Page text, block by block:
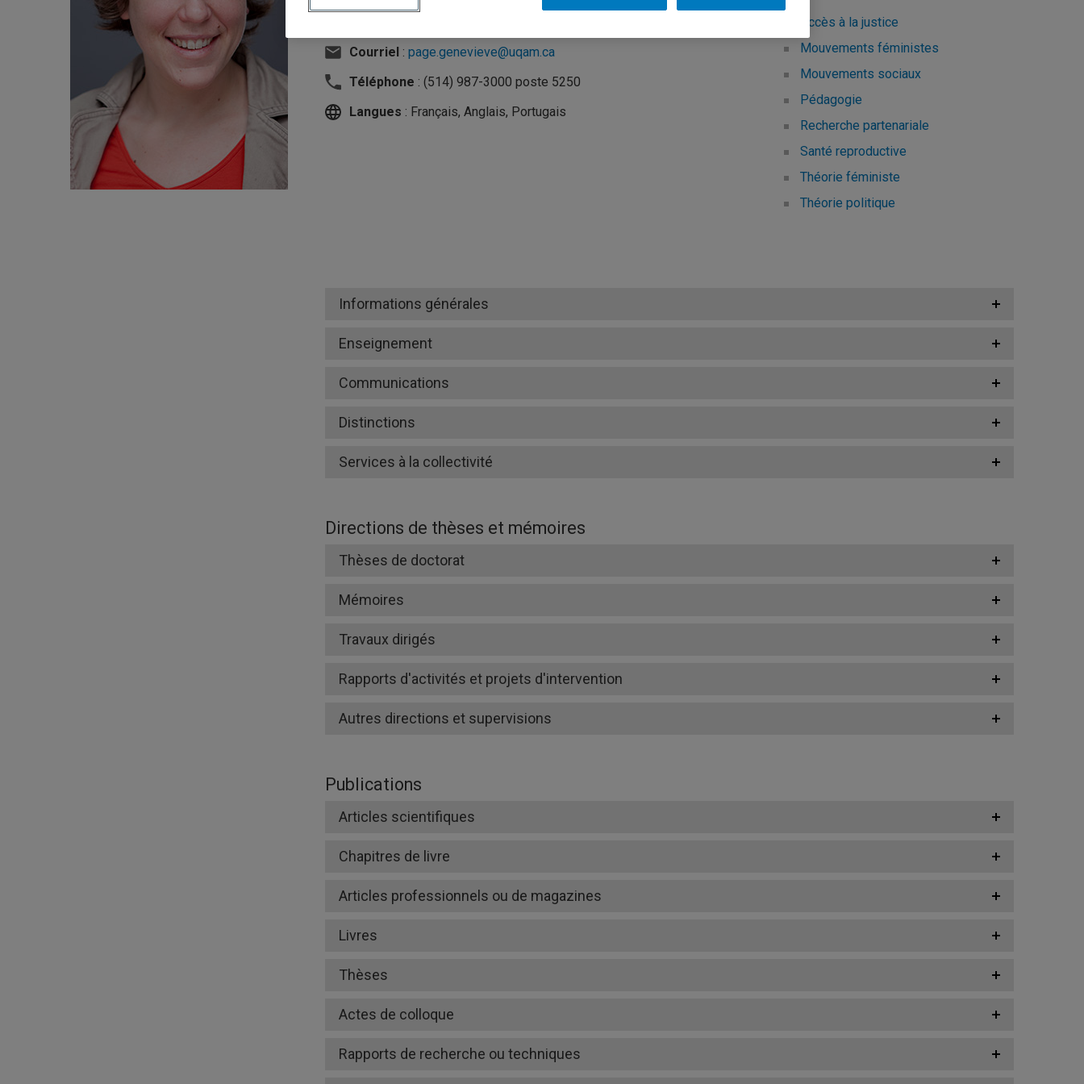
Courriel: page.genevieve@uqam.ca
Téléphone : (514) 987-3000 poste 5250
Langues : Français, Anglais, Portugais
Accès à la justice
Mouvements féministes
Mouvements sociaux
Pédagogie
Recherche partenariale
Santé reproductive
Théorie féministe
Théorie politique
Informations générales
Enseignement
Communications
Distinctions
Services à la collectivité
Directions de thèses et mémoires
Thèses de doctorat
Mémoires
Travaux dirigés
Rapports d'activités et projets d'intervention
Autres directions et supervisions
Publications
Articles scientifiques
Chapitres de livre
Articles professionnels ou de magazines
Livres
Thèses
Actes de colloque
Rapports de recherche ou techniques